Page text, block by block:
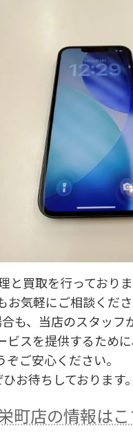
と買取を行っておりま
気軽にご相談くださ
も、当店のスタッフ
スを提供するために
ご安心ください。
お待ちしております。
町店の情報はこ